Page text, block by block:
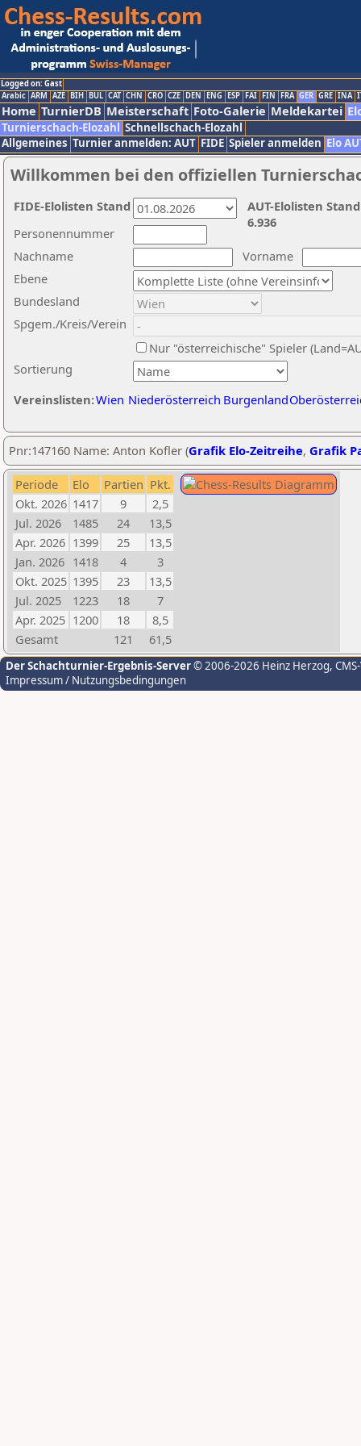
Logged on: Gast
Arabic ARM AZE BIH BUL CAT CHN CRO CZE DEN ENG ESP FAI FIN FRA GER GRE INA
Home TurnierDB Meisterschaft Foto-Galerie Meldekartei
Turnierschach-Elozahl Schnellschach-Elozahl
Allgemeines Turnier anmelden: AUT FIDE Spieler anmelden Elo
Willkommen bei den offiziellen
Nachname
Vorname
Ebene
Sortierung
Personennummer
Bundesland
Spgem./Kreis/Verein
Nur "österreichische" Spieler
Vereinslisten:Wien Niederösterreich Burgenland
AUT-Elolisten
6.936
FIDE-Elolisten Stand
Pnr:147160 Name: Anton Kofler (Grafik Elo-Zeitreihe, Grafik
Periode Elo Partien Pkt.
Okt. 2026 1417 9
2,5
Jul. 2026
1485 24
13,5
Apr. 2026 1399 25
13,5
Jan. 2026 1418 4
3
Okt. 2025 1395 23
13,5
Jul. 2025
1223 18
7
Apr. 2025 1200 18
8,5
Gesamt
121 61,5
Der Schachturnier-Ergebnis-Server© 2006-2026 Heinz Herzog,
Impressum / Nutzungsbedingungen